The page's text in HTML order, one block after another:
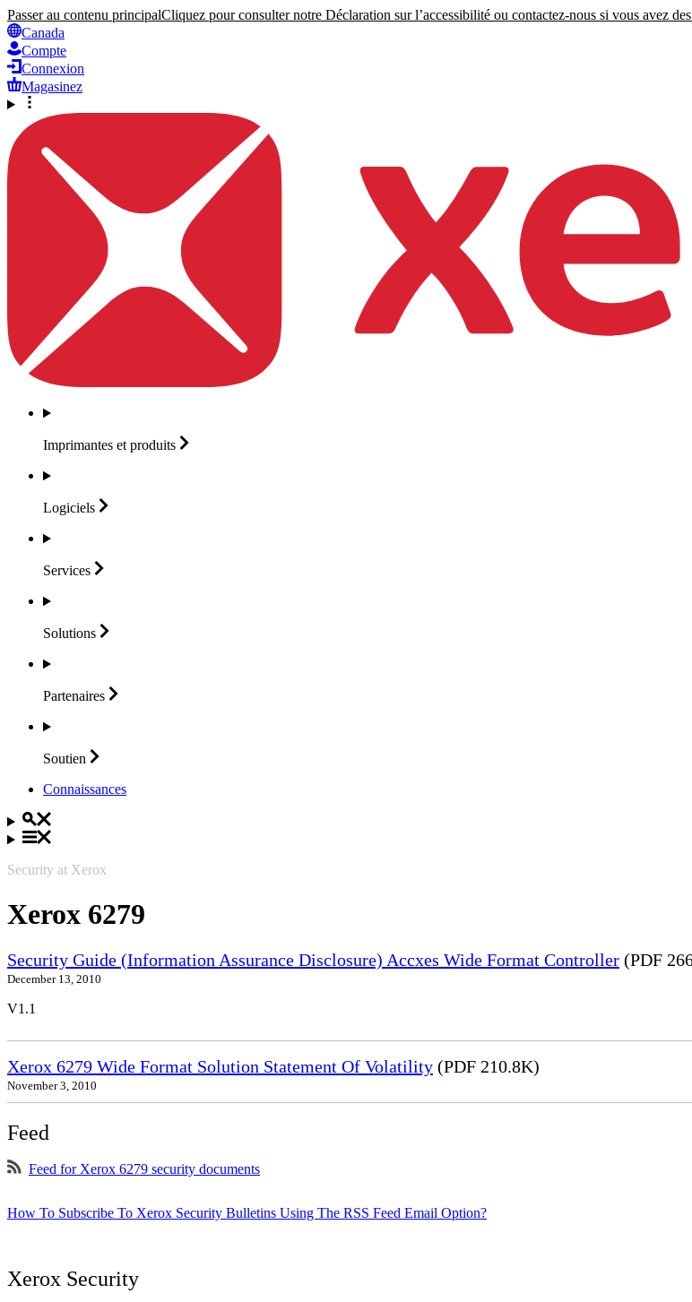
Passer au contenu principalCliquez pour consulter notre Déclaration sur l’accessibilité ou contactez-nous si vous avez
Canada
Compte
Connexion
Magasinez
Imprimantes et produits
Logiciels
Services
Solutions
Partenaires
Soutien
Connaissances
Security at Xerox
Xerox 6279
Security Guide (Information Assurance Disclosure) Accxes Wide Format Controller (PDF
December 13, 2010
V1.1
Xerox 6279 Wide Format Solution Statement Of Volatility (PDF 210.8K)
November 3, 2010
Feed
Feed for Xerox 6279 security documents
How To Subscribe To Xerox Security Bulletins Using The RSS Feed Email Option?
Xerox Security